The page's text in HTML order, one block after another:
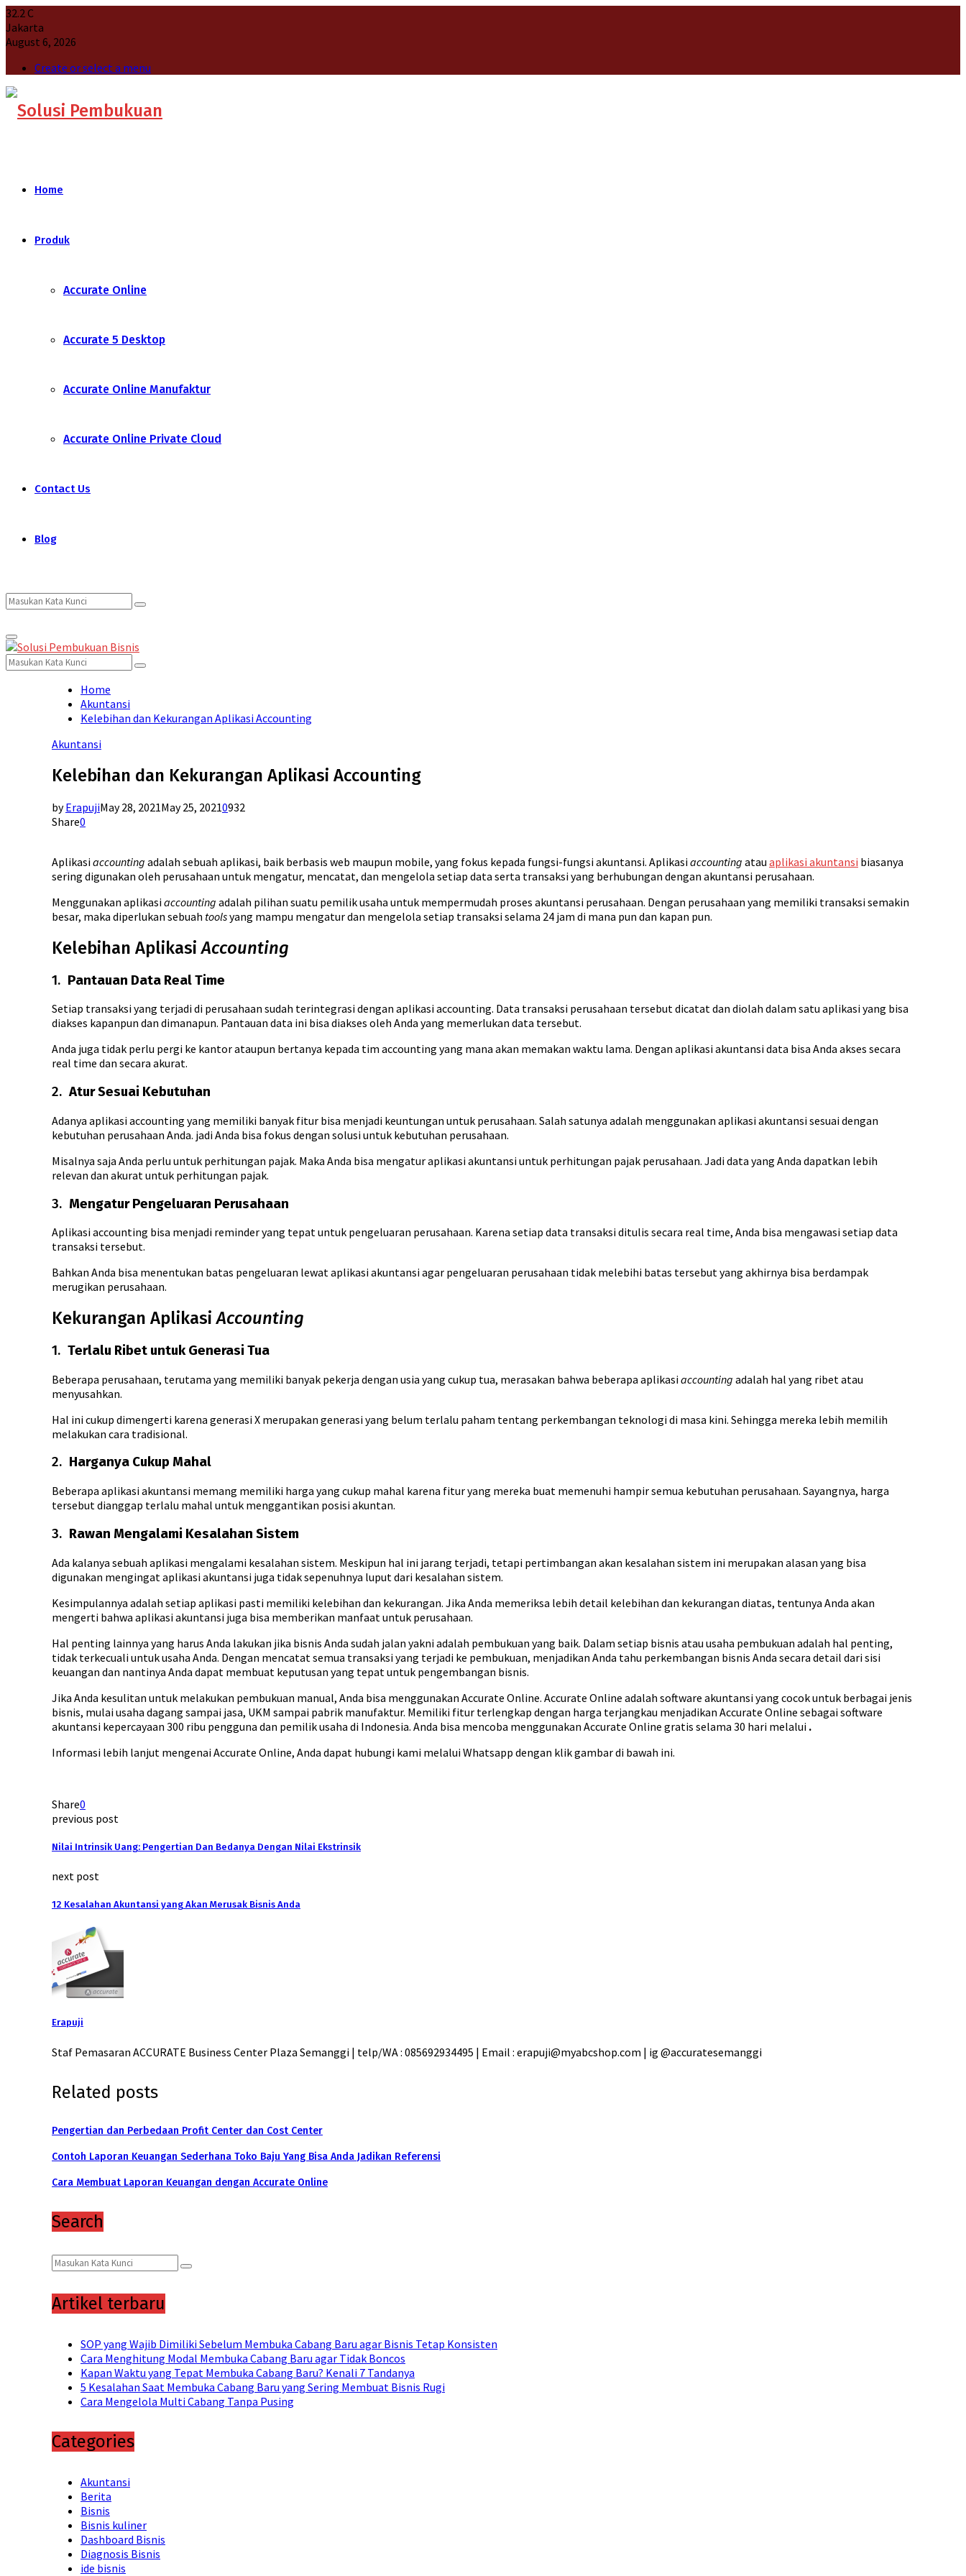
32.2C
Jakarta
August 6, 2026
Create or select a menu
Home
Produk
Accurate Online
Accurate 5 Desktop
Accurate Online Manufaktur
Accurate Online Private Cloud
Contact Us
Blog
Search
for:
Search
Primary
Menu
Search
for:
Search
Home
Akuntansi
Kelebihan dan Kekurangan Aplikasi Accounting
Akuntansi
Kelebihan dan Kekurangan Aplikasi Accounting
byErapujiMay 28, 2021May 25, 20210932
Share0
Aplikasiaccounting adalah sebuah aplikasi, baik berbasis web maupun mobile, yang fokus kepada fungsi-fungsi akuntansi. Aplikasiaccounting atau aplikasi akuntansi biasanya
sering digunakan oleh perusahaan untuk mengatur, mencatat, dan mengelola setiap data serta transaksi yang berhubungan dengan akuntansi perusahaan.
Menggunakan aplikasiaccounting adalah pilihan suatu pemilik usaha untuk mempermudah proses akuntansi perusahaan. Dengan perusahaan yang memiliki transaksi semakin
besar, maka diperlukan sebuah toolsyang mampu mengatur dan mengelola setiap transaksi selama 24 jam di mana pun dan kapan pun.
Kelebihan AplikasiAccounting
1. Pantauan Data Real Time
Setiap transaksi yang terjadi di perusahaan sudah terintegrasi dengan aplikasi accounting. Data transaksi perusahaan tersebut dicatat dan diolah dalam satu aplikasi yang bisa
diakses kapanpun dan dimanapun. Pantauan data ini bisa diakses oleh Anda yang memerlukan data tersebut.
Anda juga tidak perlu pergi ke kantor ataupun bertanya kepada tim accounting yang mana akan memakan waktu lama. Dengan aplikasi akuntansi data bisa Anda akses secara
real time dan secara akurat.
2.Atur Sesuai Kebutuhan
Adanya aplikasi accounting yang memiliki banyak fitur bisa menjadi keuntungan untuk perusahaan. Salah satunya adalah menggunakan aplikasi akuntansi sesuai dengan
kebutuhan perusahaan Anda. jadi Anda bisa fokus dengan solusi untuk kebutuhan perusahaan.
Misalnya saja Anda perlu untuk perhitungan pajak. Maka Anda bisa mengatur aplikasi akuntansi untuk perhitungan pajak perusahaan. Jadi data yang Anda dapatkan lebih
relevan dan akurat untuk perhitungan pajak.
3. Mengatur Pengeluaran Perusahaan
Aplikasi accounting bisa menjadi reminder yang tepat untuk pengeluaran perusahaan. Karena setiap data transaksi ditulis secara real time, Anda bisa mengawasi setiap data
transaksi tersebut.
Bahkan Anda bisa menentukan batas pengeluaran lewat aplikasi akuntansi agar pengeluaran perusahaan tidak melebihi batas tersebut yang akhirnya bisa berdampak
merugikan perusahaan.
Kekurangan AplikasiAccounting
1. Terlalu Ribet untuk Generasi Tua
Beberapa perusahaan, terutama yang memiliki banyak pekerja dengan usia yang cukup tua, merasakan bahwa beberapa aplikasiaccounting adalah hal yang ribet atau
menyusahkan.
Hal ini cukup dimengerti karena generasi X merupakan generasi yang belum terlalu paham tentang perkembangan teknologi di masa kini. Sehingga mereka lebih memilih
melakukan cara tradisional.
2. Harganya Cukup Mahal
Beberapa aplikasi akuntansi memang memiliki harga yang cukup mahal karena fitur yang mereka buat memenuhi hampir semua kebutuhan perusahaan. Sayangnya, harga
tersebut dianggap terlalu mahal untuk menggantikan posisi akuntan.
3. Rawan Mengalami Kesalahan Sistem
Ada kalanya sebuah aplikasi mengalami kesalahan sistem. Meskipun hal ini jarang terjadi, tetapi pertimbangan akan kesalahan sistem ini merupakan alasan yang bisa
digunakan mengingat aplikasi akuntansi juga tidak sepenuhnya luput dari kesalahan sistem.
Kesimpulannya adalah setiap aplikasi pasti memiliki kelebihan dan kekurangan. Jika Anda memeriksa lebih detail kelebihan dan kekurangan diatas, tentunya Anda akan
mengerti bahwa aplikasi akuntansi juga bisa memberikan manfaat untuk perusahaan.
Hal penting lainnya yang harus Anda lakukan jika bisnis Anda sudah jalan yakni adalah pembukuan yang baik. Dalam setiap bisnis atau usaha pembukuan adalah hal penting,
tidak terkecuali untuk usaha Anda. Dengan mencatat semua transaksi yang terjadi ke pembukuan, menjadikan Anda tahu perkembangan bisnis Anda secara detail dari sisi
keuangan dan nantinya Anda dapat membuat keputusan yang tepat untuk pengembangan bisnis.
Jika Anda kesulitan untuk melakukan pembukuan manual, Anda bisa menggunakan Accurate Online. Accurate Online adalah software akuntansi yang cocok untuk berbagai jenis
bisnis, mulai usaha dagang sampai jasa, UKM sampai pabrik manufaktur. Memiliki fitur terlengkap dengan harga terjangkau menjadikan Accurate Online sebagai software
akuntansi kepercayaan 300 ribu pengguna dan pemilik usaha di Indonesia. Anda bisa mencoba menggunakan Accurate Online gratis selama 30 hari melalui .
Informasi lebih lanjut mengenai Accurate Online, Anda dapat hubungi kami melalui Whatsapp dengan klik gambar di bawah ini.
Share0
previous post
Nilai Intrinsik Uang: Pengertian Dan Bedanya Dengan Nilai Ekstrinsik
next post
12 Kesalahan Akuntansi yang Akan Merusak Bisnis Anda
Erapuji
Staf Pemasaran ACCURATE Business Center Plaza Semanggi | telp/WA : 085692934495 | Email : erapuji@myabcshop.com | ig @accuratesemanggi
Related posts
Pengertian dan Perbedaan Profit Center dan Cost Center
Contoh Laporan Keuangan Sederhana Toko Baju Yang Bisa Anda Jadikan Referensi
Cara Membuat Laporan Keuangan dengan Accurate Online
Search
Search
for:
Search
Artikel terbaru
SOP yang Wajib Dimiliki Sebelum Membuka Cabang Baru agar Bisnis Tetap Konsisten
Cara Menghitung Modal Membuka Cabang Baru agar Tidak Boncos
Kapan Waktu yang Tepat Membuka Cabang Baru? Kenali 7 Tandanya
5 Kesalahan Saat Membuka Cabang Baru yang Sering Membuat Bisnis Rugi
Cara Mengelola Multi Cabang Tanpa Pusing
Categories
Akuntansi
Berita
Bisnis
Bisnis kuliner
Dashboard Bisnis
Diagnosis Bisnis
ide bisnis